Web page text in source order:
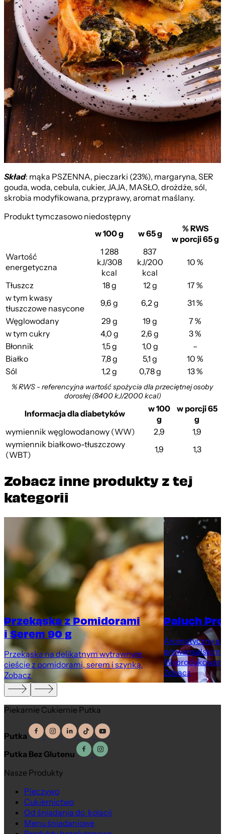
Skład: mąka PSZENNA, pieczarki (23%), margaryna, SER
gouda, woda, cebula, cukier, JAJA, MASŁO, drożdże, sól,
skrobia modyfikowana, przyprawy, aromat maślany.
Produkt tymczasowo niedostępny
w 100 g
w 65 g
% RWS
w porcji 65 g
Wartość
energetyczna
1 288
kJ/308
kcal
837
kJ/200
kcal
10 %
Tłuszcz 18 g 12 g
17 %
w tym kwasy
tłuszczowe nasycone
9,6 g 6,2 g
31 %
Węglowodany
29 g 19 g
7 %
w tym cukry
4,0 g 2,6 g
3 %
Błonnik
1,5 g 1,0 g
–
Białko
7,8 g 5,1 g
10 %
Sól
1,2 g 0,78 g 13 %
% RWS - referencyjna wartość spożycia dla przeciętnej osoby
dorosłej (8400 kJ/2000 kcal)
Informacja dla diabetyków
w 100
g
w porcji 65
g
wymiennik węglowodanowy (WW)
2,9
1,9
wymiennik białkowo-tłuszczowy
(WBT)
1,9 1,3
Zobacz inne produkty z tej
kategorii
Przekąska z Pomidorami
i Serem 90 g
Przekąska na delikatnym wytrawnym
cieście z pomidorami, serem i szynką.
Zobacz
Paluch
Aromatyczny
prowansalskimi
Zobacz
Piekarnie Cukiernie Putka
Putka
Putka Bez Glutenu
Nasze Produkty
Pieczywo
Cukiernictwo
Od śniadania do kolacji
Menu śniadaniowe